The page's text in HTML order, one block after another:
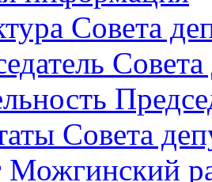
Совета
Совета
Совета
Можгинский